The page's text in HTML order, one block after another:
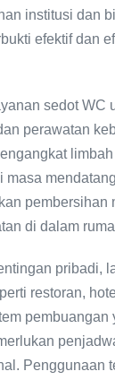
institusi dan
efektif dan
sedot WC
perawatan
masa
di dalam
pribadi,
restoran,
Penggunaan